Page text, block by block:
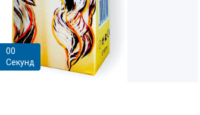
00
Секунд